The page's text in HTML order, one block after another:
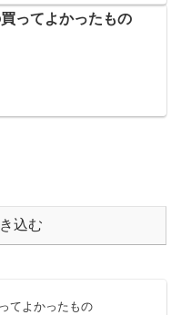
ってよかったもの
込む
てよかったもの